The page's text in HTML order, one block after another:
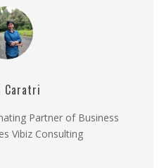
Caratri
Partner of Business
Vibiz Consulting